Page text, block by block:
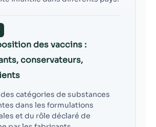
des vaccins :
conservateurs,
des catégories de substances
dans les formulations
et du rôle déclaré de